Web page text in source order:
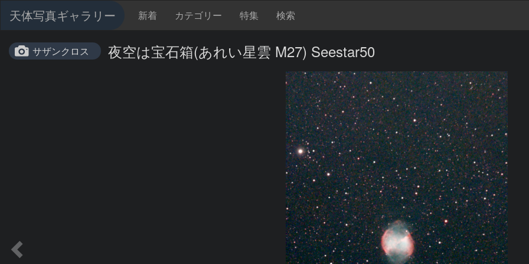
天体写真ギャラリー 新着 カテゴリー 特集 検索
サザンクロス 夜空は宝石箱(あれい星雲 M27) Seestar50